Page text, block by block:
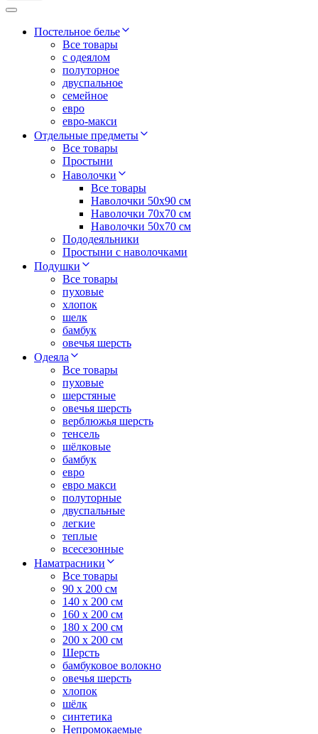
Постельное белье
Все товары
с одеялом
полуторное
двуспальное
семейное
евро
евро-макси
Отдельные предметы
Все товары
Простыни
Наволочки
Все товары
Наволочки 50x90 см
Наволочки 70x70 cм
Наволочки 50х70 см
Пододеяльники
Простыни с наволочками
Подушки
Все товары
пуховые
хлопок
шелк
бамбук
овечья шерсть
Одеяла
Все товары
пуховые
шерстяные
овечья шерсть
верблюжья шерсть
тенсель
шёлковые
бамбук
евро
евро макси
полуторные
двуспальные
легкие
теплые
всесезонные
Наматрасники
Все товары
90 x 200 см
140 x 200 см
160 x 200 см
180 x 200 см
200 x 200 см
Шерсть
бамбуковое волокно
овечья шерсть
хлопок
шёлк
синтетика
Непромокаемые